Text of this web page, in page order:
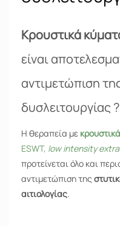
Κρουστικά
είναι
αντιμετώπιση
δυσλειτουργίας ?
Η θεραπεία με
ESWT, low intensity
προτείνεται όλο και
αντιμετώπιση της
αιτιολογίας.